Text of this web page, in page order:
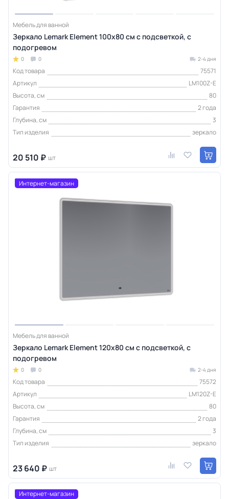
Мебель для ванной
Зеркало Lemark Element 100х80 см с подсветкой, с
подогревом
0 0 2-4 дня
Код товара
75571
Артикул
LM100Z-E
Высота, см
80
Гарантия
2 года
Глубина, см
3
Тип изделия
зеркало
20 510 ₽ шт
Интернет-магазин
Мебель для ванной
Зеркало Lemark Element 120х80 см с подсветкой, с
подогревом
0 0 2-4 дня
Код товара
75572
Артикул
LM120Z-E
Высота, см
80
Гарантия
2 года
Глубина, см
3
Тип изделия
зеркало
23 640 ₽ шт
Интернет-магазин